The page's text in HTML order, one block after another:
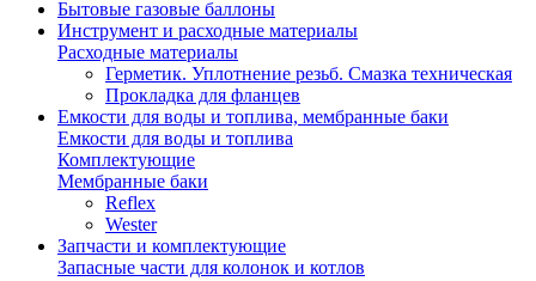
Бытовые газовые баллоны
Инструмент и расходные материалы
Расходные материалы
Герметик. Уплотнение резьб. Смазка техническая
Прокладка для фланцев
Емкости для воды и топлива, мембранные баки
Емкости для воды и топлива
Комплектующие
Мембранные баки
Reflex
Wester
Запчасти и комплектующие
Запасные части для колонок и котлов